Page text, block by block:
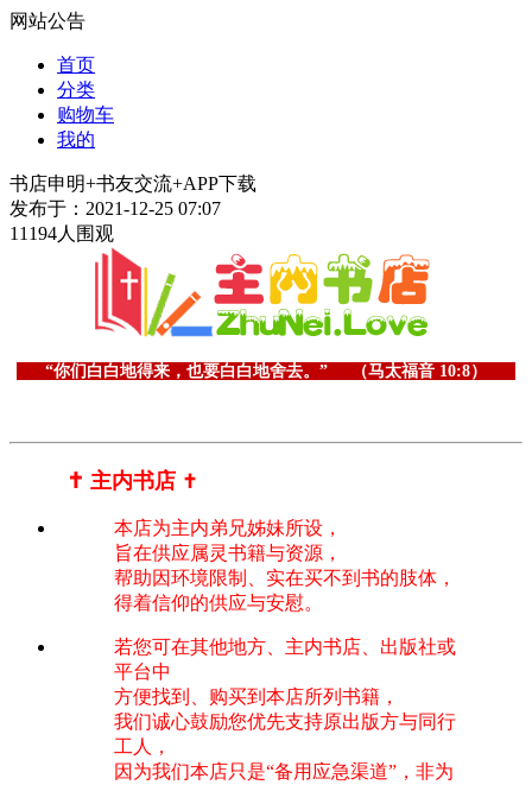
网站公告
首页
分类
购物车
我的
书店申明+书友交流+APP下载
发布于：2021-12-25 07:07
11194人围观
“你们白白地得来，也要白白地舍去。” （马太福音 10:8）
✝️ 主内书店 ✝️
本店为主内弟兄姊妹所设，
旨在供应属灵书籍与资源，
帮助因环境限制、实在买不到书的肢体，
得着信仰的供应与安慰。
若您可在其他地方、主内书店、出版社或
平台中
方便找到、购买到本店所列书籍，
我们诚心鼓励您优先支持原出版方与同行
工人，
因为我们本店只是“备用应急渠道”，非为